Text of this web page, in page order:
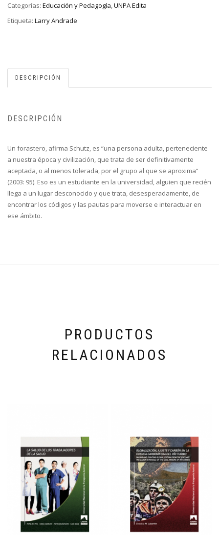
Categorías: Educación y Pedagogía,UNPA Edita
Etiqueta: Larry Andrade
DESCRIPCIÓN
DESCRIPCIÓN
Un forastero, afirma Schutz, es “una persona adulta, perteneciente
a nuestra época y civilización, que trata de ser definitivamente
aceptada, o al menos tolerada, por el grupo al que se aproxima”
(2003: 95). Eso es un estudiante en la universidad, alguien que recién
llega a un lugar desconocido y que trata, desesperadamente, de
encontrar los códigos y las pautas para moverse e interactuar en
ese ámbito.
PRODUCTOS
RELACIONADOS